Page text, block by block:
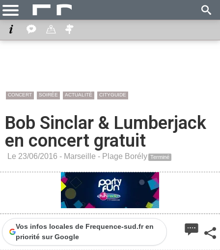
CONCERT SOIRÉE ACTUALITÉ CITYGUIDE
Bob Sinclar & Lumberjack
en concert gratuit
Le 23/06/2016 - Marseille - Plage Borély Terminé
Vos infos locales de Frequence-sud.fr en
priorité sur Google